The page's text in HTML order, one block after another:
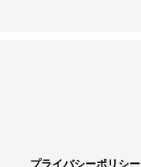
プライバシーポリシー